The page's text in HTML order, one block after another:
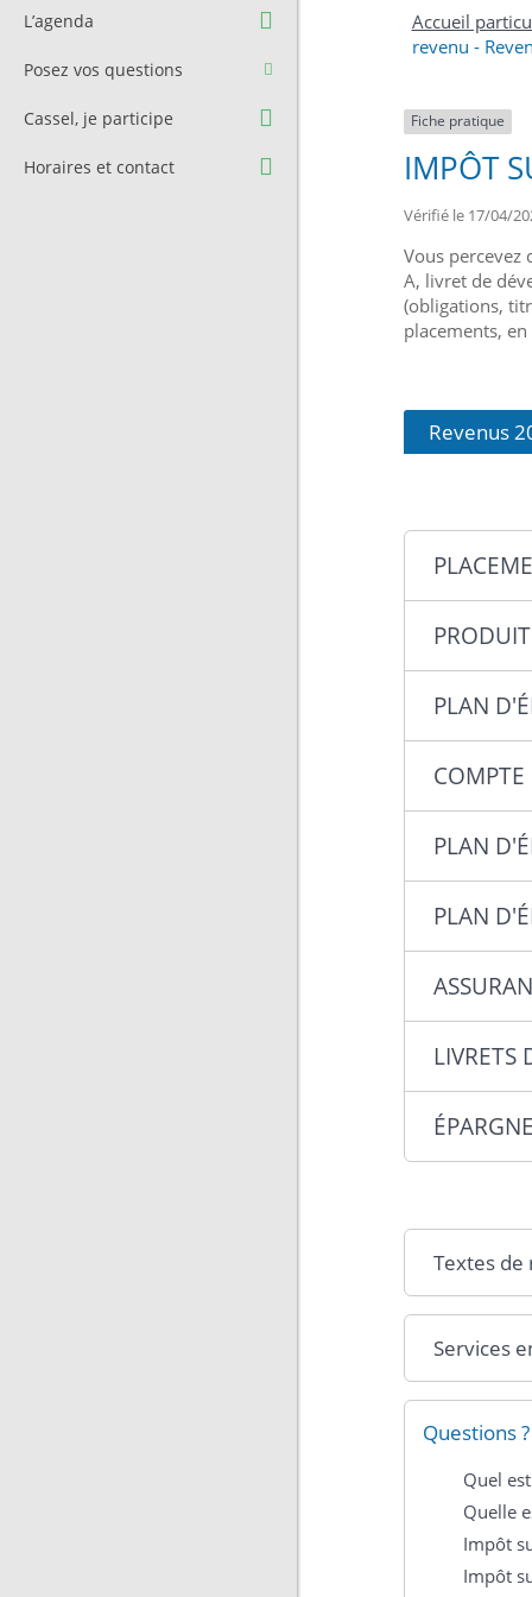
municipale
Contact et Accès
Cimetière
L’agenda
Posez vos questions
Cassel, je participe
Horaires et contact
Accueil
revenu -
Fiche pratique
IMPÔT
Vérifié le 17/04/
Vous percevez
A, livret de
(obligations,
placements,
Revenus
PLAN
PLAN
PLAN
LIVRETS
Textes
Services
Questions
Quel
Quelle
Impôt
Impôt